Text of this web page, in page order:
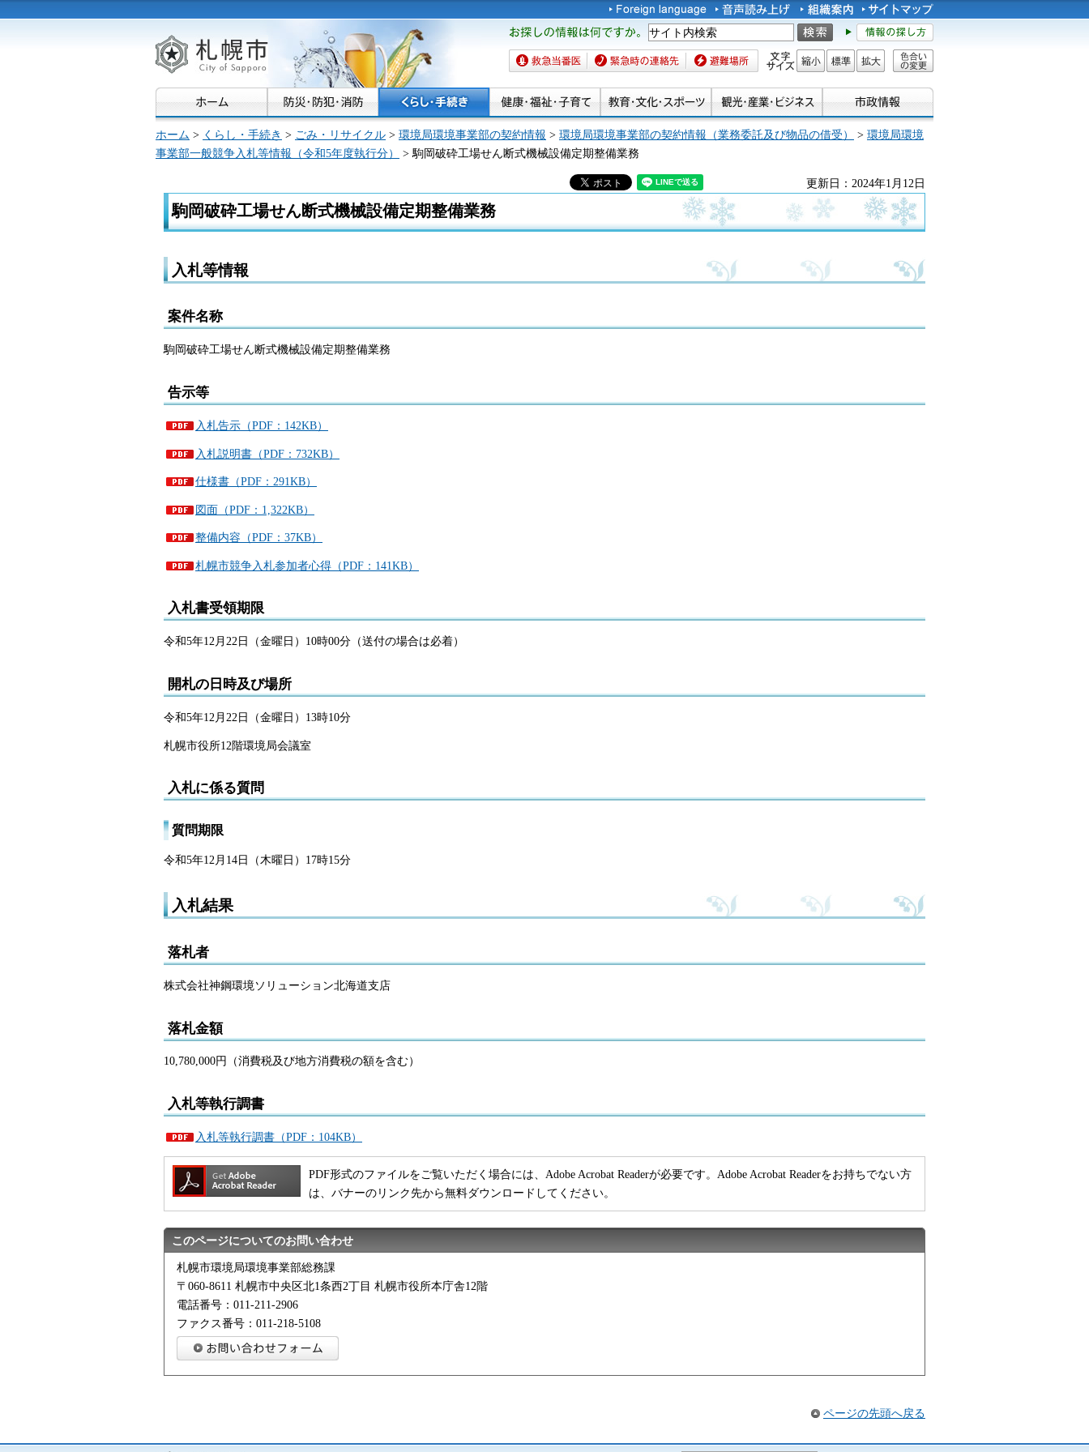
札幌市
お探しの情報は何です
か。
救急当番医 緊急時の連絡先 避難場所 文字サイズ
縮小 標準 拡大
色合い
ホーム > くらし・手続き > ごみ・リサイクル > 環境局環境事業部の契約情報 > 環境局環境事業部の契約情報（業務委託及び物品の借受） > 環境局環境
事業部一般競争入札等情報（令和5年度執行分）
> 駒岡破砕工場せん断式機械設備定期整備業務
更新日：2024年1月12日
駒岡破砕工場せん断式機械設備定期整備業務
入札等情報
案件名称
駒岡破砕工場せん断式機械設備定期整備業務
告示等
入札告示（PDF：142KB）
入札説明書（PDF：732KB）
仕様書（PDF：291KB）
図面（PDF：1,322KB）
整備内容（PDF：37KB）
札幌市競争入札参加者心得（PDF：141KB）
入札書受領期限
令和5年12月22日（金曜日）10時00分（送付の場合は必着）
開札の日時及び場所
令和5年12月22日（金曜日）13時10分
札幌市役所12階環境局会議室
入札に係る質問
質問期限
令和5年12月14日（木曜日）17時15分
入札結果
落札者
株式会社神鋼環境ソリューション北海道支店
落札金額
10,780,000円（消費税及び地方消費税の額を含む）
入札等執行調書
入札等執行調書（PDF：104KB）
PDF形式のファイルをご覧いただく場合には、Adobe Acrobat Readerが必要です。Adobe Acrobat Readerをお持ちでない方
は、バナーのリンク先から無料ダウンロードしてください。
このページについてのお問い合わせ
札幌市環境局環境事業部総務課
〒060-8611 札幌市中央区北1条西2丁目 札幌市役所本庁舎12階
電話番号：011-211-2906
ファクス番号：011-218-5108
ページの先頭へ戻る